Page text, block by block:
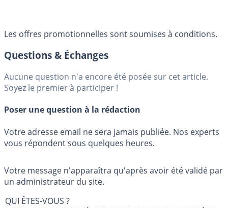
Les offres promotionnelles sont soumises à conditions.
Questions & Échanges
Aucune question n'a encore été posée sur cet article.
Soyez le premier à participer !
Poser une question à la rédaction
Votre adresse email ne sera jamais publiée. Nos experts
vous répondent sous quelques heures.
Votre message n'apparaîtra qu'après avoir été validé par
un administrateur du site.
QUI ÊTES-VOUS ?